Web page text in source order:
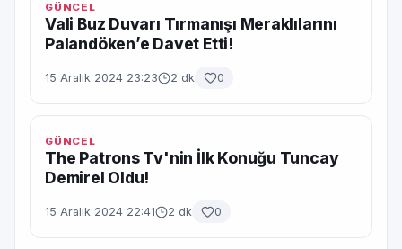
GÜNCEL
Vali Buz Duvarı Tırmanışı Meraklılarını
Palandöken’e Davet Etti!
15 Aralık 2024 23:23 2 dk 0
GÜNCEL
The Patrons Tv'nin İlk Konuğu Tuncay
Demirel Oldu!
15 Aralık 2024 22:41 2 dk 0